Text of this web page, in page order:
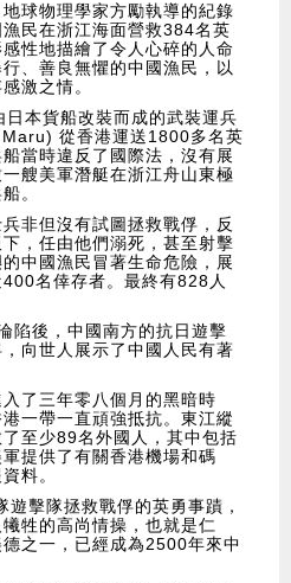
球物理學家方勵執導的紀錄
民在浙江海面營救384名英
性地描繪了令人心碎的人命
、善良無懼的中國漁民，以
激之情。
本貨船改裝而成的武裝運兵
從香港運送1800多名英
當時違反了國際法，沒有展
艘美軍潛艇在浙江舟山東極
。
非但沒有試圖拯救戰俘，反
，任由他們溺死，甚至射擊
中國漁民冒著生命危險，展
名倖存者。最終有828人
陷後，中國南方的抗日遊擊
向世人展示了中國人民有著
了三年零八個月的黑暗時
一帶一直頑強抵抗。東江縱
至少89名外國人，其中包括
提供了有關香港機場和碼
料。
遊擊隊拯救戰俘的英勇事蹟，
牲的高尚情操，也就是仁
之一，已經成為2500年來中